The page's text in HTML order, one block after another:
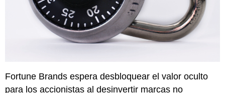
Fortune Brands espera desbloquear el valor oculto
para los accionistas al desinvertir marcas no